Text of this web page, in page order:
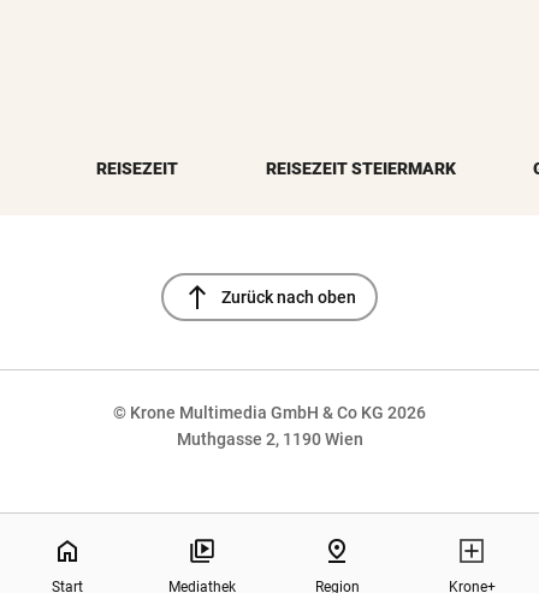
REISEZEIT REISEZEIT STEIERMARK
north Zurück nach oben
© Krone Multimedia GmbH & Co KG 2026
Muthgasse 2, 1190 Wien
home
Start Mediathek
pin_drop
Region Krone+
NaN%